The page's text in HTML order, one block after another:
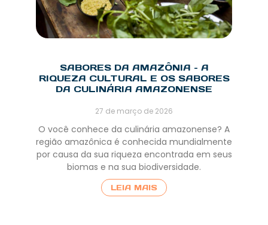
SABORES DA AMAZÔNIA – A
RIQUEZA CULTURAL E OS SABORES
DA CULINÁRIA AMAZONENSE
27 de março de 2026
O você conhece da culinária amazonense? A
região amazônica é conhecida mundialmente
por causa da sua riqueza encontrada em seus
biomas e na sua biodiversidade.
LEIA MAIS